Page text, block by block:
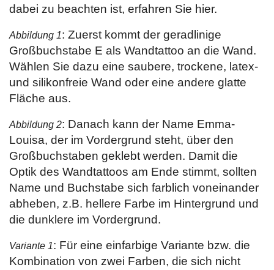
dabei zu beachten ist, erfahren Sie hier.
Abbildung 1: Zuerst kommt der geradlinige
Großbuchstabe E als Wandtattoo an die Wand.
Wählen Sie dazu eine saubere, trockene, latex-
und silikonfreie Wand oder eine andere glatte
Fläche aus.
Abbildung 2: Danach kann der Name Emma-
Louisa, der im Vordergrund steht, über den
Großbuchstaben geklebt werden. Damit die
Optik des Wandtattoos am Ende stimmt, sollten
Name und Buchstabe sich farblich voneinander
abheben, z.B. hellere Farbe im Hintergrund und
die dunklere im Vordergrund.
Variante 1: Für eine einfarbige Variante bzw. die
Kombination von zwei Farben, die sich nicht